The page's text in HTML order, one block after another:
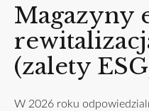
Magazyny
(zalety
W 2026 roku